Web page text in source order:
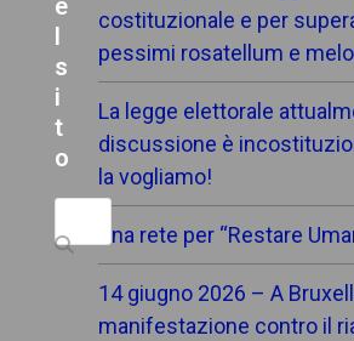
costituzionale e per
pessimi rosatellum e
La legge elettorale
discussione è
la vogliamo!
Una rete per “Restare
14 giugno 2026 – A
manifestazione contro il
e
s
i
t
o
Search